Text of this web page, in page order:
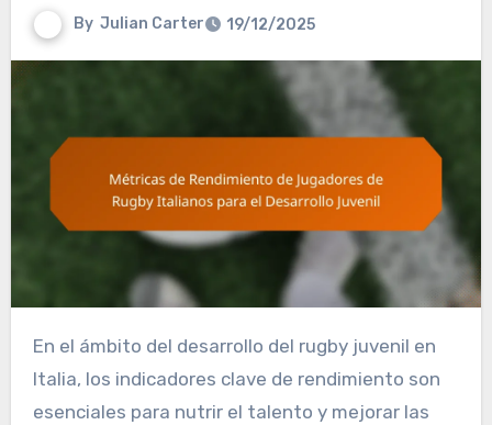
By Julian Carter 19/12/2025
En el ámbito del desarrollo del rugby juvenil en
Italia, los indicadores clave de rendimiento son
esenciales para nutrir el talento y mejorar las